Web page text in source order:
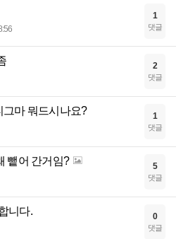
1
댓글
2
댓글
그마 뭐드시나요? 1
댓글
뺕어 간거임? 5
댓글
니다. 0
댓글